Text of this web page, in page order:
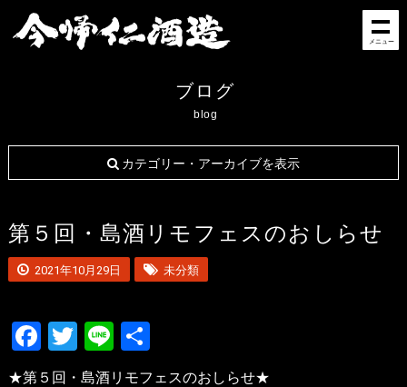
メニュー
ブログ
blog
カテゴリー・アーカイブを表示
第５回・島酒リモフェスのおしらせ
2021年10月29日 未分類
Facebook
Twitter
Line共
有
★第５回・島酒リモフェスのおしらせ★